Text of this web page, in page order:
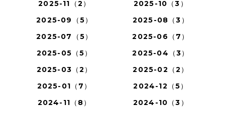
2025-11（2）
2025-10（3）
2025-09（5）
2025-08（3）
2025-07（5）
2025-06（7）
2025-05（5）
2025-04（3）
2025-03（2）
2025-02（2）
2025-01（7）
2024-12（5）
2024-11（8）
2024-10（3）